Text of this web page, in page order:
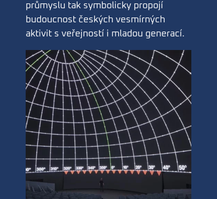
průmyslu tak symbolicky propojí
budoucnost českých vesmírných
aktivit s veřejností i mladou generací.